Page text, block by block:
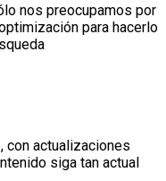
nos preocupamos por
para hacerlo
con actualizaciones
siga tan actual